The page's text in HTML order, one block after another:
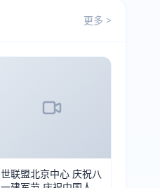
更多 >
世联盟北京中心 庆祝八